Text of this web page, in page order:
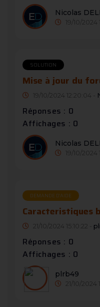
Nicolas
19/10/2024
SOLUTION
Mise à jour du
19/10/2024 12:20:04 -
Réponses : 0
Affichages : 0
Nicolas
19/10/2024
DEMANDE D’AIDE
Caracteristiques
21/10/2024 15:10:22 -
Réponses : 0
Affichages : 0
plrb49
21/10/2024